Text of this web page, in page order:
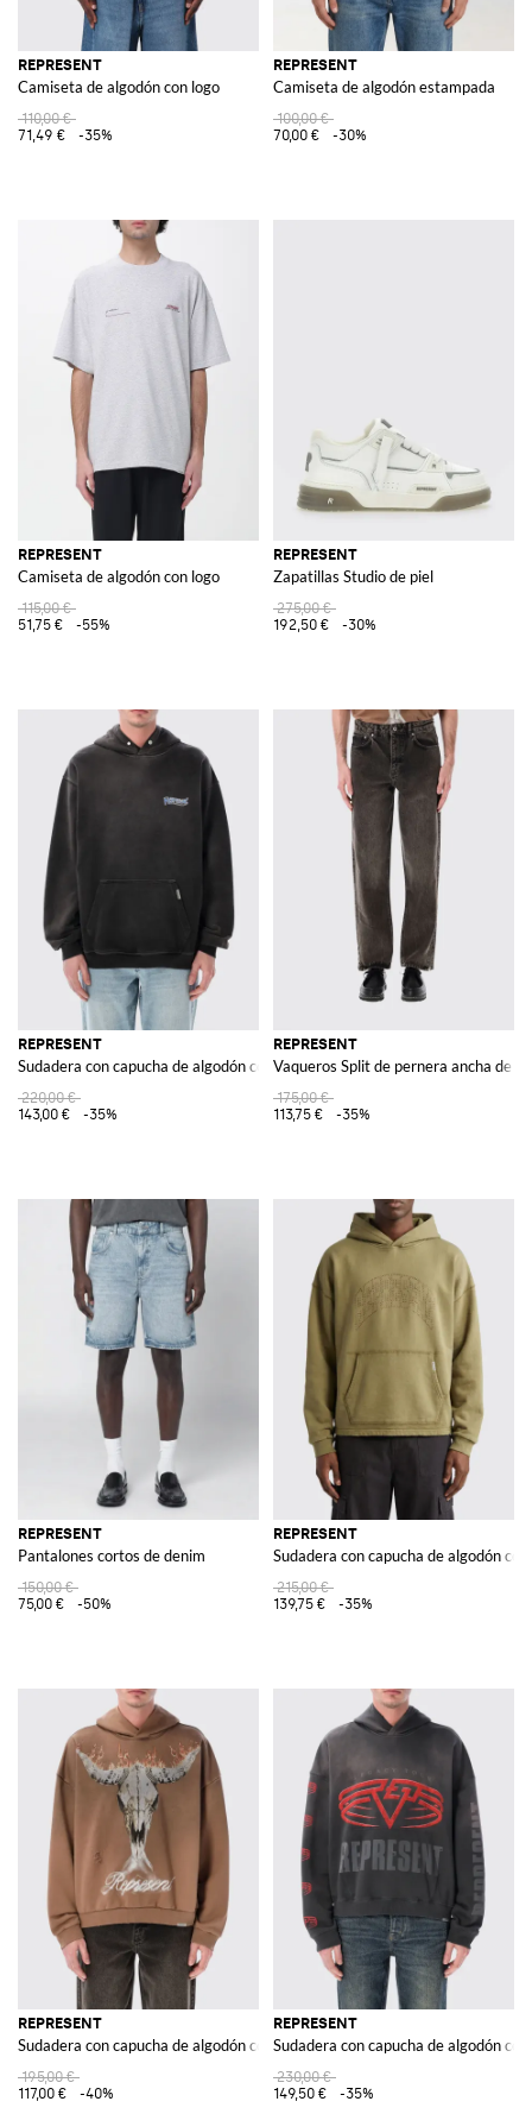
REPRESENT
Camiseta de algodón con logo
110,00 €
71,49 €
-35%
REPRESENT
Camiseta de algodón estampada
100,00 €
70,00 €
-30%
REPRESENT
Camiseta de algodón con logo
115,00 €
51,75 €
-55%
REPRESENT
Zapatillas Studio de piel
275,00 €
192,50 €
-30%
REPRESENT
Sudadera con capucha de algodón con logo
220,00 €
143,00 €
-35%
REPRESENT
Vaqueros Split de pernera ancha de
175,00 €
113,75 €
-35%
REPRESENT
Pantalones cortos de denim
150,00 €
75,00 €
-50%
REPRESENT
Sudadera con capucha de algodón
215,00 €
139,75 €
-35%
REPRESENT
Sudadera con capucha de algodón con logo
195,00 €
117,00 €
-40%
REPRESENT
Sudadera con capucha de algodón
230,00 €
149,50 €
-35%